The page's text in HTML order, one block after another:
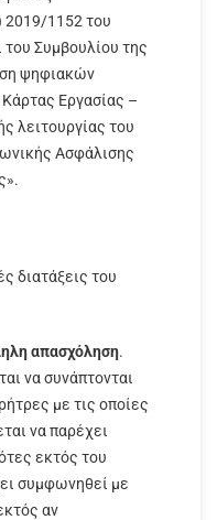
2019/1152 του
Συμβουλίου της
ψηφιακών
Εργασίας –
λειτουργίας του
Ασφάλισης
διατάξεις του
απασχόληση.
να συνάπτονται
με τις οποίες
να παρέχει
εκτός του
συμφωνηθεί με
αν